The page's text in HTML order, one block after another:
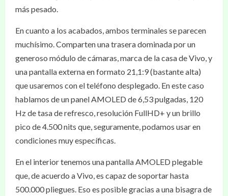
más pesado.
En cuanto a los acabados, ambos terminales se parecen
muchísimo. Comparten una trasera dominada por un
generoso módulo de cámaras, marca de la casa de Vivo, y
una pantalla externa en formato 21,1:9 (bastante alta)
que usaremos con el teléfono desplegado. En este caso
hablamos de un panel AMOLED de 6,53 pulgadas, 120
Hz de tasa de refresco, resolución FullHD+ y un brillo
pico de 4.500 nits que, seguramente, podamos usar en
condiciones muy específicas.
En el interior tenemos una pantalla AMOLED plegable
que, de acuerdo a Vivo, es capaz de soportar hasta
500.000 pliegues. Eso es posible gracias a una bisagra de